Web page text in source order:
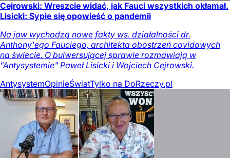
Cejrowski: Wreszcie widać, jak Fauci wszystkich okłamał.
Lisicki: Sypie się opowieść o pandemii
Na jaw wychodzą nowe fakty ws. działalności dr.
Anthony'ego Fauciego, architekta obostrzeń covidowych
na świecie. O bulwersującej sprawie rozmawiają w
"Antysystemie" Paweł Lisicki i Wojciech Cejrowski.
AntysystemOpinieŚwiatTylko na DoRzeczy.pl